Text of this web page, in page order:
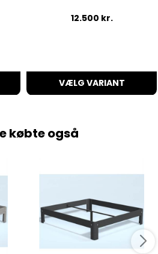
12.500 kr.
VÆLG VARIANT
købte også